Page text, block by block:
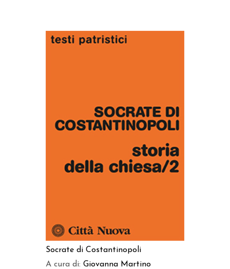
Socrate di Costantinopoli
A cura di: Giovanna Martino